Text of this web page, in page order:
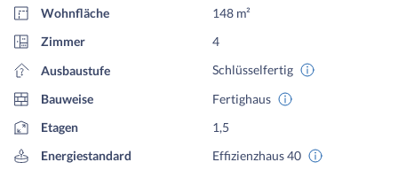
Wohnfläche
148 m²
Zimmer
4
Ausbaustufe
Schlüsselfertig
Bauweise
Fertighaus
Etagen
1,5
Energiestandard
Effizienzhaus 40